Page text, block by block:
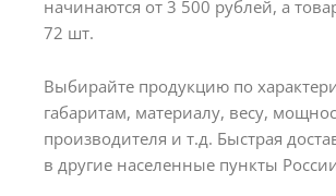
начинаются от 3 500 рублей, а
72 шт.
Выбирайте продукцию по
габаритам, материалу, весу,
производителя и т.д. Быстрая
в другие населенные пункты